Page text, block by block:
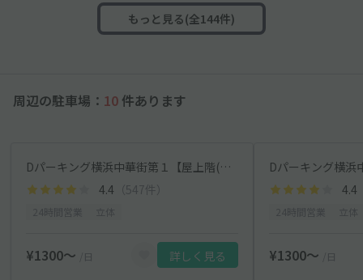
もっと見る(全144件)
周辺の駐車場： 10 件あります
Dパーキング横浜中華街第１【屋上階(全日予約可能) 】【認証対応時間は9～18時】
4.4 （547件）
¥1300〜 /日 詳しく見る
4.4
¥1300〜 /日